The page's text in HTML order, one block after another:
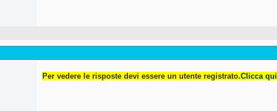
Per vedere le risposte devi essere un utente registrato.Clicca qui